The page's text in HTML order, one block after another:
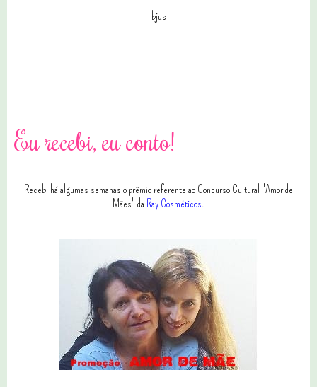
bjus
Eu recebi, eu conto!
Recebi há algumas semanas o prêmio referente ao Concurso Cultural "Amor de
Mães" da Ray Cosméticos.